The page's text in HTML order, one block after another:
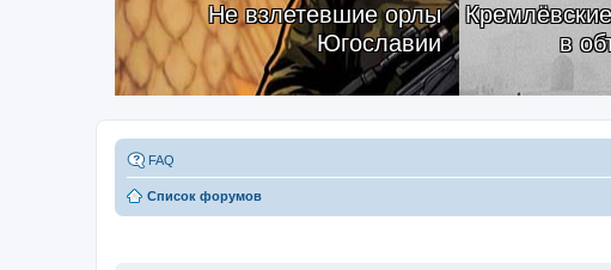
Не взлетевшие орлы
Югославии
в
FAQ
Список форумов